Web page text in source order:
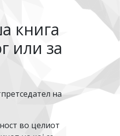
книга
или за
на
во целиот